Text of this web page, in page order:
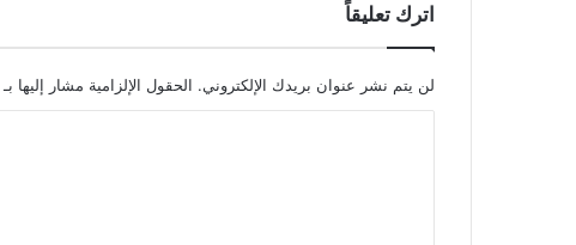
اترك تعليقاً
لن يتم نشر عنوان بريدك الإلكتروني. الحقول الإلزامية مشار إليها بـ